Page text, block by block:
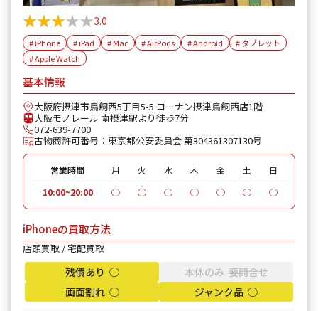
iPhone SE 2
iPhone 11
iPhone 11 Pro
iPhone 11 Pro Max
iPhone XR
iPhone XS
iPhone XS Max
iPhone X
iPhone 8 Plus
iPhone 8
¥30,100
¥39,600
¥18,100
¥20,600
¥30,100
¥23,000
¥28,000
¥15,000
¥16,000
¥8,500
★★★★★
★★★★★3.0
# iPhone # iPad # Mac # AirPods # Android
# タブレット
# Apple Watch
基本情報
大阪府摂津市鳥飼西5丁目5-5 コーナン摂津鳥飼西店1階
大阪モノレール 南摂津駅より徒歩7分
072-639-7700
古物商許可番号：東京都公安委員会 第304361307130号
営業時間 月 火 水 木 金 土
日
10:00~20:00
◯ ◯ ◯ ◯ ◯ ◯ ◯
iPhoneの買取方法
店頭買取 / 宅配買取
残債あり ◯
本体のみ 要問合せ
画面割れ ◯
ジャンク品 ◯